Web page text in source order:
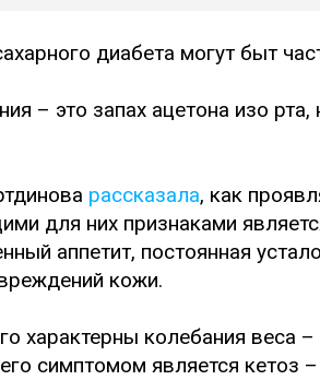
диабета могут быт
– это запах ацетона изо рта,
рассказала, как
для них признаками
аппетит, постоянная
кожи.
характерны колебания веса
симптомом является кетоз